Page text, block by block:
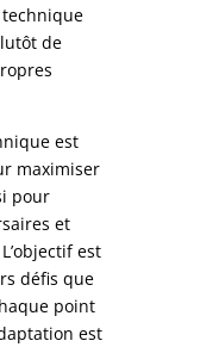
de
est
maximiser
pour
et
est
défis que
point
est